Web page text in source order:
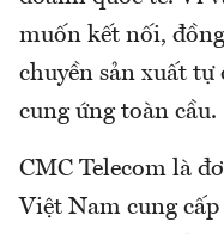
muốn kết nối,
chuyền sản xuất
cung ứng toàn cầu.
CMC Telecom là
Việt Nam cung